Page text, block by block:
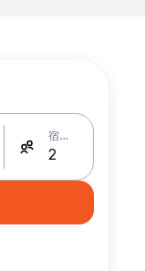
宿泊人数